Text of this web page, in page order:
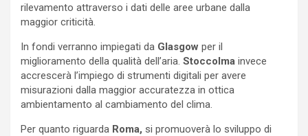
rilevamento attraverso i dati delle aree urbane dalla
maggior criticità.
In fondi verranno impiegati da Glasgow per il
miglioramento della qualità dell’aria. Stoccolma invece
accrescerà l’impiego di strumenti digitali per avere
misurazioni dalla maggior accuratezza in ottica
ambientamento al cambiamento del clima.
Per quanto riguarda Roma, si promuoverà lo sviluppo di